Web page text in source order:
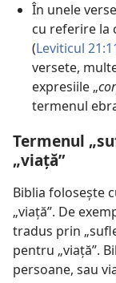
În unele
cu referire la
(Leviticul
versete,
expresiile „
termenul
Termenul
„viață”
Biblia folosește
„viață”. De
tradus prin
pentru „viață”.
persoane, sau